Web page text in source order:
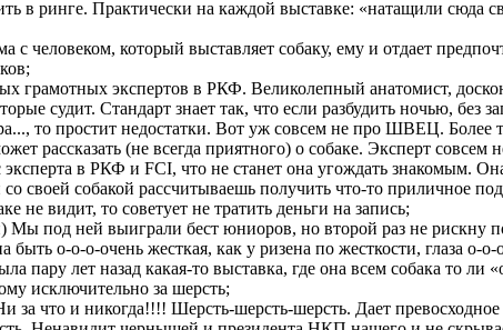
в ринге. Практически на каждой выставке: «натащили сюда
с человеком, который выставляет собаку, ему и отдает
грамотных экспертов в РКФ. Великолепный анатомист,
судит. Стандарт знает так, что если разбудить ночью, без
то простит недостатки. Вот уж совсем не про ШВЕЦ. Более
рассказать (не всегда приятного) о собаке. Эксперт
эксперта в РКФ и FCI, что не станет она угождать знакомым.
своей собакой рассчитываешь получить что-то приличное
не видит, то советует не тратить деньги на запись;
под ней выиграли бест юниоров, но второй раз не рискну
быть о-о-о-очень жесткая, как у ризена по жесткости, глаза о-
пару лет назад какая-то выставка, где она всем собака то ли
исключительно за шерсть;
за что и никогда!!!! Шерсть-шерсть-шерсть. Дает